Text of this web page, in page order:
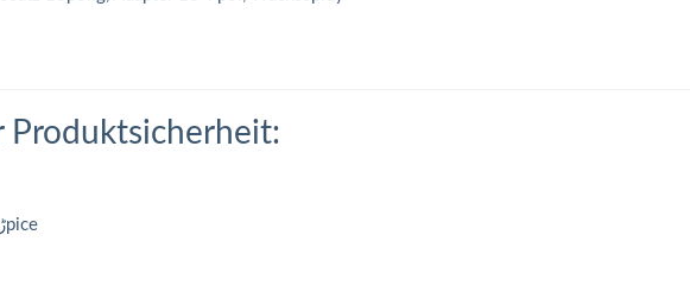
Produktsicherheit:
CZ-619 00 Brno-jih-Hornي Herڑpice